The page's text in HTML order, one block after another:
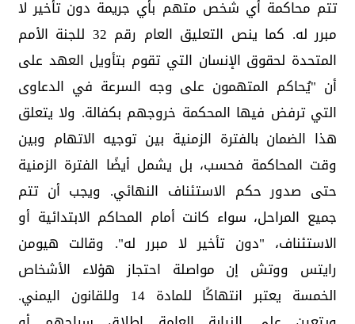
تتم محاكمة أي شخص متهم بأي جريمة دون تأخير لا
مبرر له. كما ينص التعليق العام رقم 32 للجنة الأمم
المتحدة لحقوق الإنسان التي تقوم بتأويل العهد على
أن "يُحاكم المتهمون على وجه السرعة في الدعاوى
التي ترفض فيها المحكمة خروجهم بكفالة. ولا يتعلق
هذا الضمان بالفترة الزمنية بين توجيه الاتهام وبين
وقت المحاكمة فحسب، بل يشمل أيضًا الفترة الزمنية
حتى صدور حكم الاستئناف النهائي. ويجب أن تتم
جميع المراحل، سواء كانت أمام المحاكم الابتدائية أو
الاستئناف، "دون تأخير لا مبرر له". وقالت هيومن
رايتس ووتش إن مواصلة احتجاز هؤلاء الأشخاص
الخمسة يعتبر انتهاكًا للمادة 14 وللقانون اليمني.